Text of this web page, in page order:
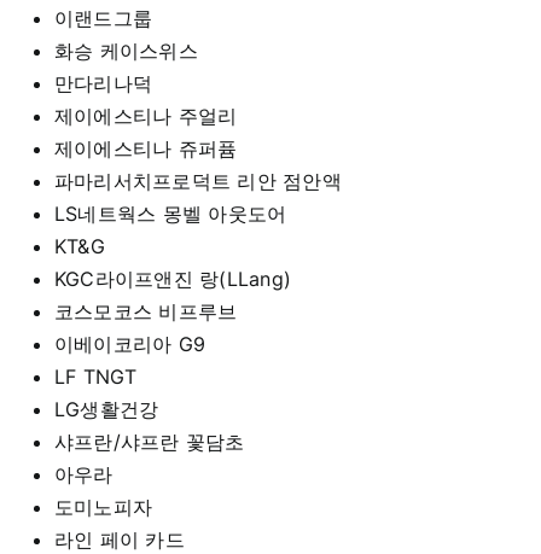
이랜드그룹
화승 케이스위스
만다리나덕
제이에스티나 주얼리
제이에스티나 쥬퍼퓸
파마리서치프로덕트 리안 점안액
LS네트웍스 몽벨 아웃도어
KT&G
KGC라이프앤진 랑(LLang)
코스모코스 비프루브
이베이코리아 G9
LF TNGT
LG생활건강
샤프란/샤프란 꽃담초
아우라
도미노피자
라인 페이 카드